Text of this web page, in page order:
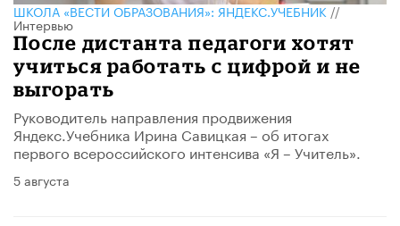
ШКОЛА «ВЕСТИ ОБРАЗОВАНИЯ»: ЯНДЕКС.УЧЕБНИК//
Интервью
После дистанта педагоги хотят
учиться работать с цифрой и не
выгорать
Руководитель направления продвижения
Яндекс.Учебника Ирина Савицкая – об итогах​
первого всероссийского интенсива «Я – Учитель».
5 августа